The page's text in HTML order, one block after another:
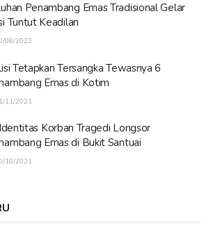
Penambang Emas Tradisional Gelar
Tuntut Keadilan
08/2022
Tetapkan Tersangka Tewasnya 6
Emas di Kotim
11/2021
Korban Tragedi Longsor
Emas di Bukit Santuai
10/2021